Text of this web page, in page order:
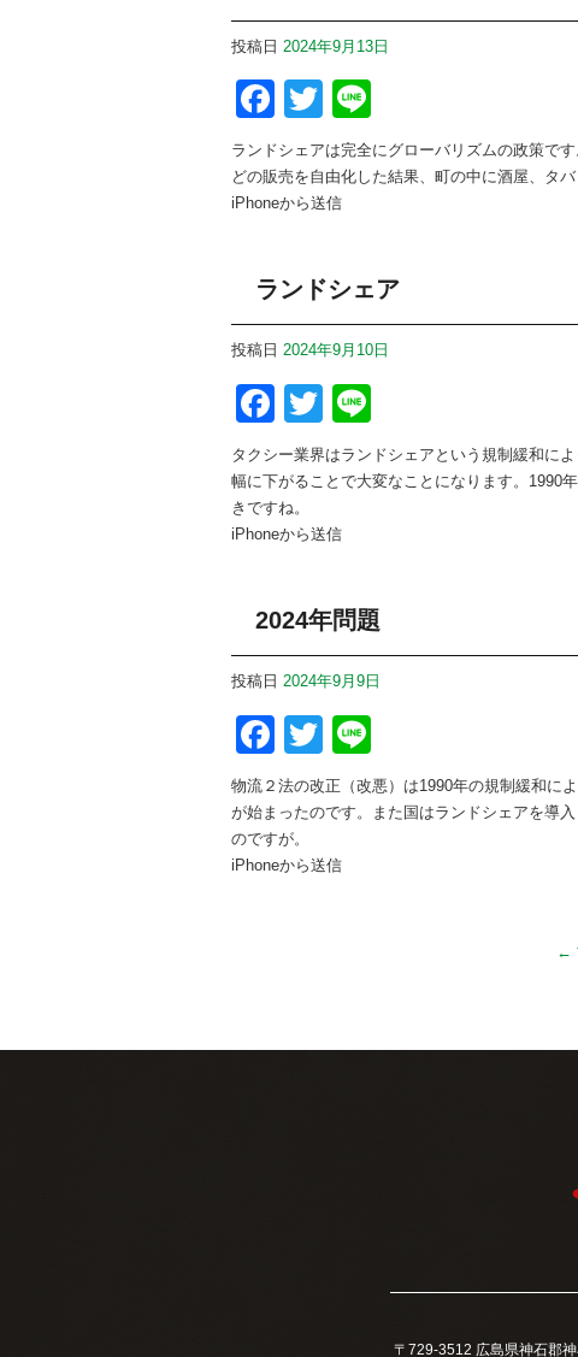
投稿日 2024年9月13日
Facebook
Twitter
ランドシェアは完全にグローバリズムの政策で
どの販売を自由化した結果、町の中に酒屋、タ
iPhoneから送信
ランドシェア
投稿日 2024年9月10日
Facebook
Twitter
タクシー業界はランドシェアという規制緩和に
幅に下がることで大変なことになります。1990
きですね。
iPhoneから送信
2024年問題
投稿日 2024年9月9日
Facebook
Twitter
物流２法の改正（改悪）は1990年の規制緩和に
が始まったのです。また国はランドシェアを導
のですが。
iPhoneから送信
←
〒729-3512 広島県神石郡